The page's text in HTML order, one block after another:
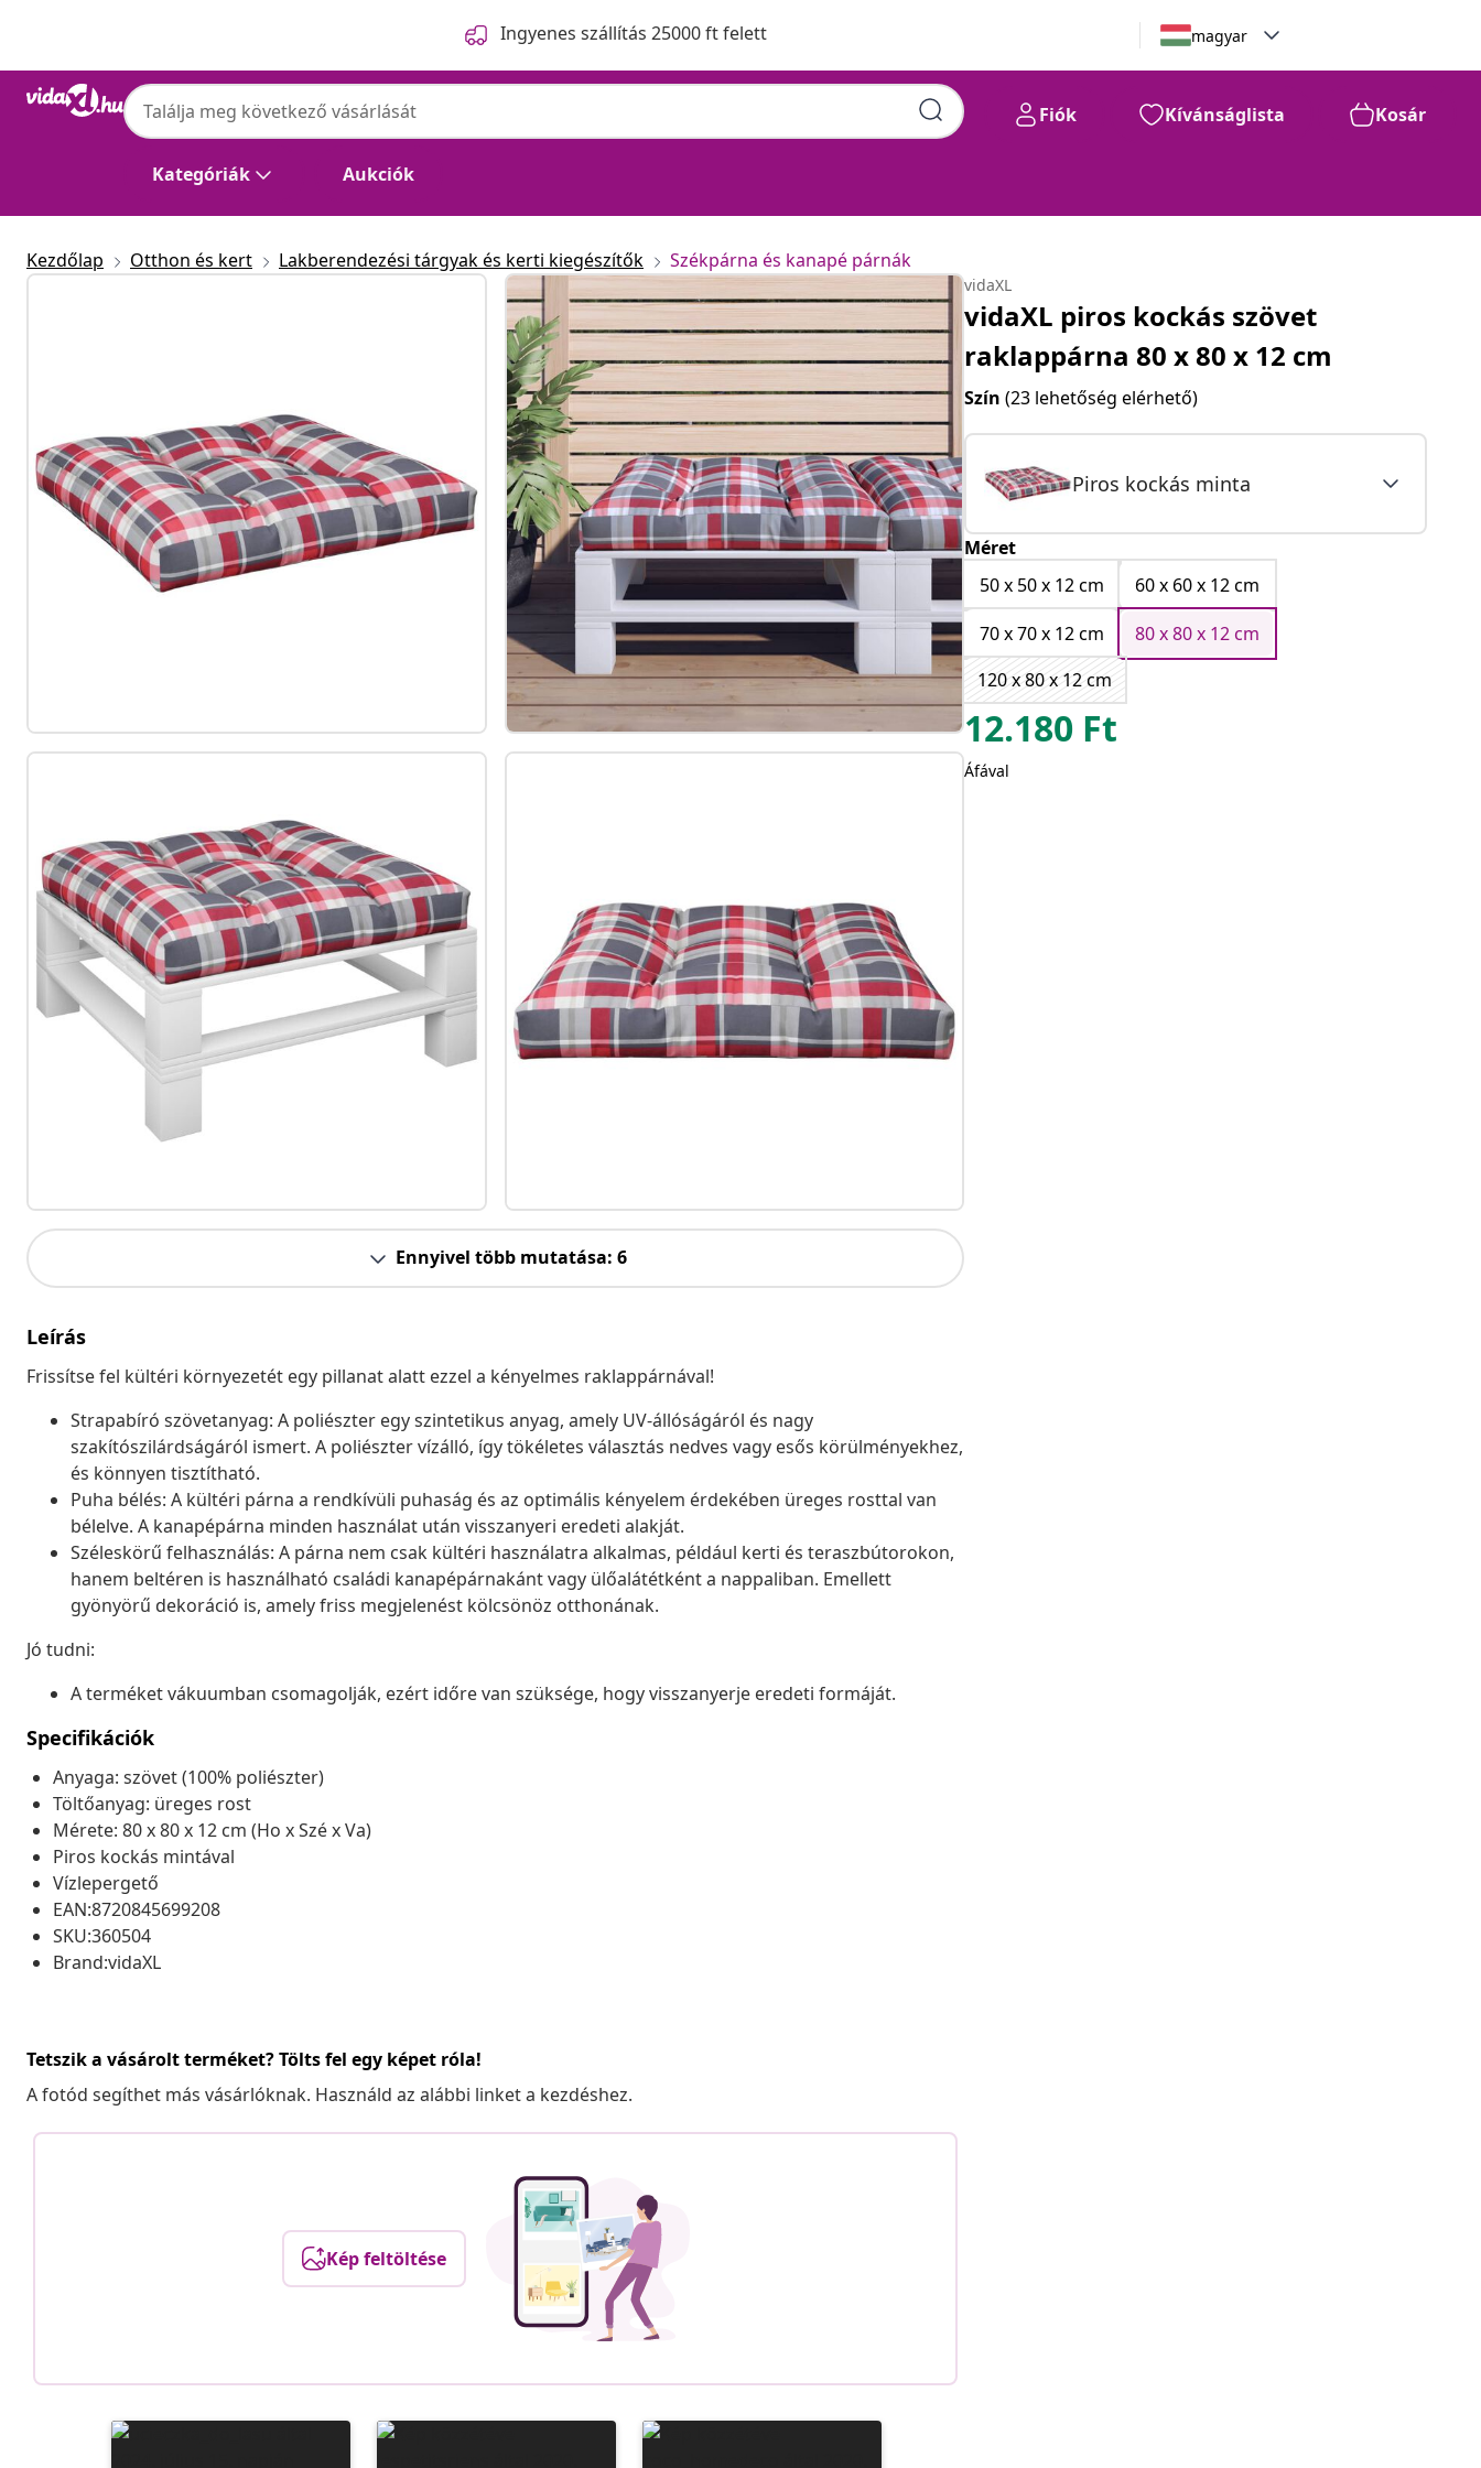
Ingyenes szállítás 25000 ft felett magyar
Kategóriák Aukciók
Fiók Kívánságlista Kosár
Kezdőlap Otthon és kert Lakberendezési tárgyak és kerti kiegészítők Székpárna és kanapé párnák
Ennyivel több mutatása: 6
Leírás
Frissítse fel kültéri környezetét egy pillanat alatt ezzel a kényelmes raklappárnával!
Strapabíró szövetanyag: A poliészter egy szintetikus anyag, amely UV-állóságáról és nagy
szakítószilárdságáról ismert. A poliészter vízálló, így tökéletes választás nedves vagy esős körülményekhez,
és könnyen tisztítható.
Puha bélés: A kültéri párna a rendkívüli puhaság és az optimális kényelem érdekében üreges rosttal van
bélelve. A kanapépárna minden használat után visszanyeri eredeti alakját.
Széleskörű felhasználás: A párna nem csak kültéri használatra alkalmas, például kerti és teraszbútorokon,
hanem beltéren is használható családi kanapépárnakánt vagy ülőalátétként a nappaliban. Emellett
gyönyörű dekoráció is, amely friss megjelenést kölcsönöz otthonának.
Jó tudni:
A terméket vákuumban csomagolják, ezért időre van szüksége, hogy visszanyerje eredeti formáját.
Specifikációk
Anyaga: szövet (100% poliészter)
Töltőanyag: üreges rost
Mérete: 80 x 80 x 12 cm (Ho x Szé x Va)
Piros kockás mintával
Vízlepergető
EAN:8720845699208
SKU:360504
Brand:vidaXL
Tetszik a vásárolt terméket? Tölts fel egy képet róla!
A fotód segíthet más vásárlóknak. Használd az alábbi linket a kezdéshez.
Kép feltöltése
vidaXL
vidaXL piros kockás szövet
raklappárna 80 x 80 x 12 cm
Szín(23 lehetőség elérhető)
Piros kockás minta
Méret
50 x 50 x 12 cm
60 x 60 x 12 cm
70 x 70 x 12 cm
80 x 80 x 12 cm
120 x 80 x 12 cm
12.180 Ft
Áfával